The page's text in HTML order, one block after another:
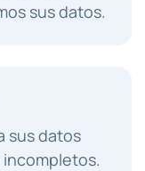
sus datos.
sus datos